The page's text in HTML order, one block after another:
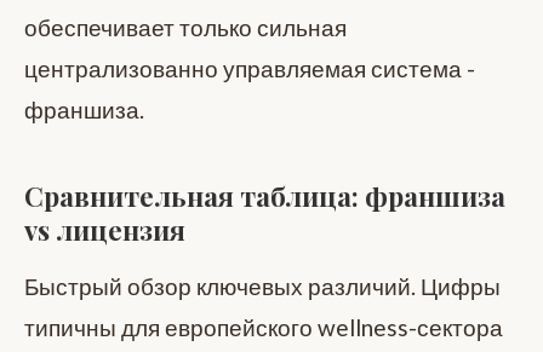
обеспечивает только сильная
централизованно управляемая система -
франшиза.
Сравнительная таблица: франшиза
vs лицензия
Быстрый обзор ключевых различий. Цифры
типичны для европейского wellness-сектора